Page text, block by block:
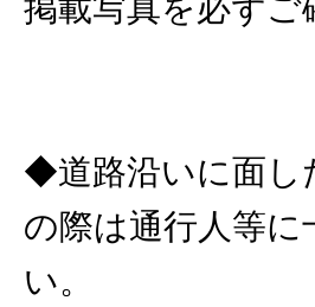
掲載写真を必ず
◆道路沿いに面し
の際は通行人等
い。